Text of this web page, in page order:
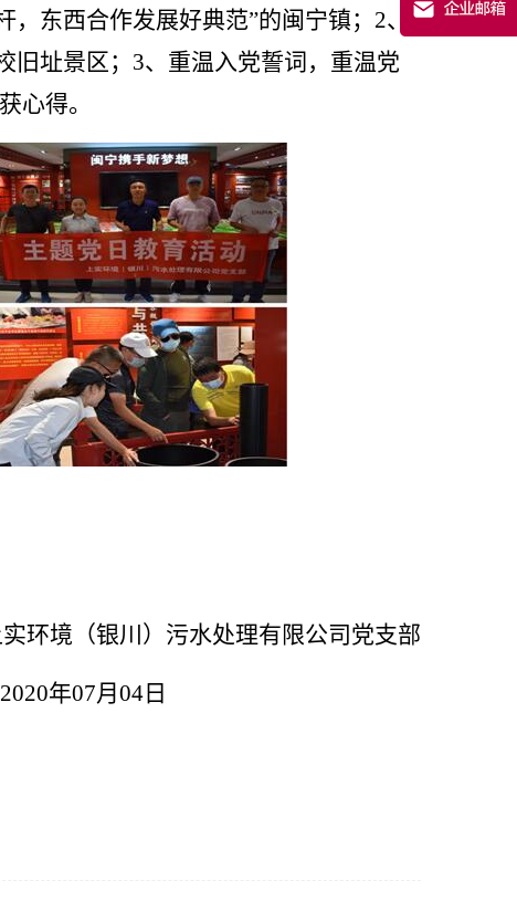
东西合作发展好典范”的闽宁镇；2、
旧址景区；3、重温入党誓词，重温党
心得。
实环境（银川）污水处理有限公司党支部
年07月04日